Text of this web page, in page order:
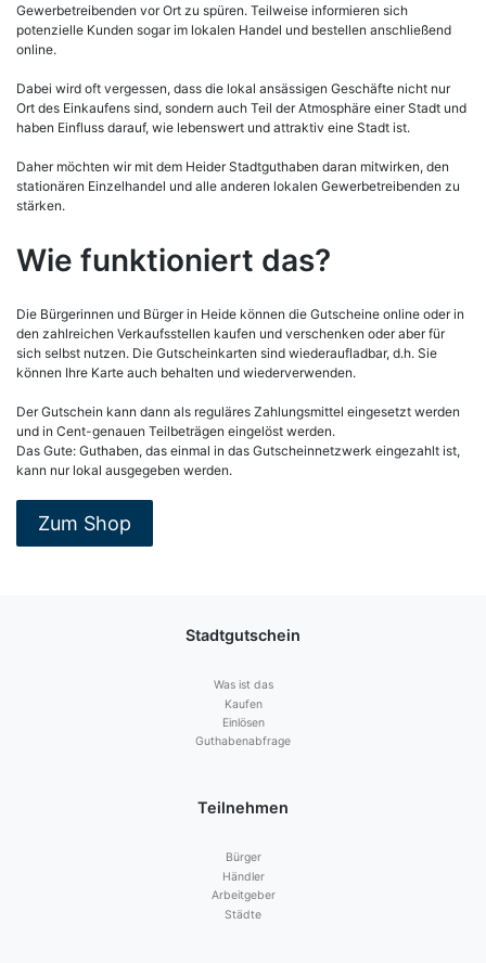
Gewerbetreibenden vor Ort zu spüren. Teilweise informieren sich
potenzielle Kunden sogar im lokalen Handel und bestellen anschließend
online.
Dabei wird oft vergessen, dass die lokal ansässigen Geschäfte nicht nur
Ort des Einkaufens sind, sondern auch Teil der Atmosphäre einer Stadt und
haben Einfluss darauf, wie lebenswert und attraktiv eine Stadt ist.
Daher möchten wir mit dem Heider Stadtguthaben daran mitwirken, den
stationären Einzelhandel und alle anderen lokalen Gewerbetreibenden zu
stärken.
Wie funktioniert das?
Die Bürgerinnen und Bürger in Heide können die Gutscheine online oder in
den zahlreichen Verkaufsstellen kaufen und verschenken oder aber für
sich selbst nutzen. Die Gutscheinkarten sind wiederaufladbar, d.h. Sie
können Ihre Karte auch behalten und wiederverwenden.
Der Gutschein kann dann als reguläres Zahlungsmittel eingesetzt werden
und in Cent-genauen Teilbeträgen eingelöst werden.
Das Gute: Guthaben, das einmal in das Gutscheinnetzwerk eingezahlt ist,
kann nur lokal ausgegeben werden.
Zum Shop
Stadtgutschein
Was ist das
Kaufen
Einlösen
Guthabenabfrage
Teilnehmen
Bürger
Händler
Arbeitgeber
Städte